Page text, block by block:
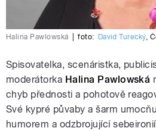
Halina Pawlowská foto: David Turecký,
Spisovatelka, scenáristka,
moderátorka Halina Pawlowská
chyb přednosti a pohotově
Své kypré půvaby a šarm
humorem a odzbrojující